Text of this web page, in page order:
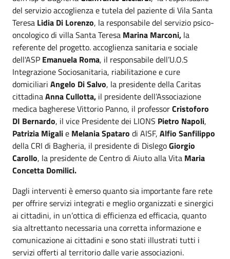
del servizio accoglienza e tutela del paziente di Vila Santa
Teresa Lidia Di Lorenzo, la responsabile del servizio psico-
oncologico di villa Santa Teresa Marina Marconi, la
referente del progetto. accoglienza sanitaria e sociale
dell'ASP Emanuela Roma, il responsabile dell’U.O.S
Integrazione Sociosanitaria, riabilitazione e cure
domiciliari Angelo Di Salvo, la presidente della Caritas
cittadinaAnna Cullotta, il presidente dell’Associazione
medica bagherese Vittorio Panno, il professorCristoforo
DI Bernardo, il vice Presidente dei LIONS Pietro Napoli,
Patrizia Migalie Melania Spataro di AISF, Alfio Sanfilippo
della CRI di Bagheria, il presidente di DislegoGiorgio
Carollo, la presidente de Centro di Aiuto alla Vita Maria
Concetta Domilici.
Dagli interventi è emerso quanto sia importante fare rete
per offrire servizi integrati e meglio organizzati e sinergici
ai cittadini, in un’ottica di efficienza ed efficacia, quanto
sia altrettanto necessaria una corretta informazione e
comunicazione ai cittadini e sono stati illustrati tutti i
servizi offerti al territorio dalle varie associazioni.